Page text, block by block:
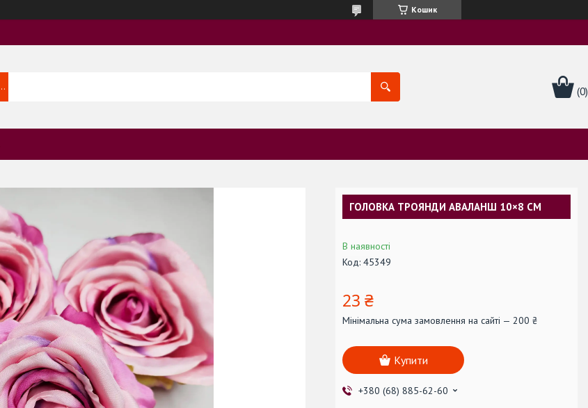
Кошик
ГОЛОВКА ТРОЯНДИ АВАЛАНШ 10×8 СМ
В наявності
Код: 45349
23 ₴
Мінімальна сума замовлення на сайті — 200 ₴
Купити
+380 (68) 885-62-60